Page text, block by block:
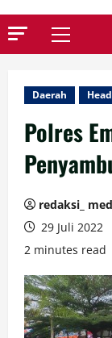
Primary
Daerah
Polres
redaksi_
29 Juli 2022
2 minutes read